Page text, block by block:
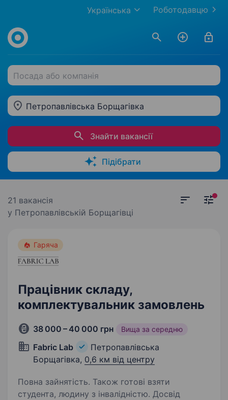
Роботодавцю
Українська
Посада або компанія
Петропавлівська Борщагівка
Знайти вакансії
Підібрати
21 вакансія
у Петропавлівській Борщагівці
Гаряча
Працівник складу,
комплектувальник замовлень
38 000 – 40 000 грн Вища за середню
Fabric Lab
Петропавлівська
Борщагівка, 0,6 км від центру
Повна зайнятість. Також готові взяти
студента, людину з інвалідністю. Досвід